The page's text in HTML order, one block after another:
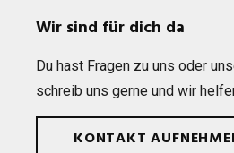
Wir sind für dich da
Du hast Fra­gen zu uns oder
schreib uns gerne und wir
KONTAKT